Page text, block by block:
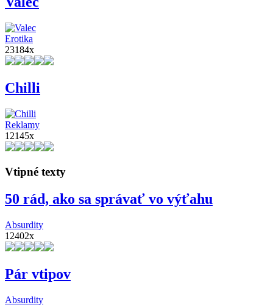
Erotika
23184x
Chilli
Reklamy
12145x
Vtipné texty
50 rád, ako sa správať vo výťahu
Absurdity
12402x
Pár vtipov
Absurdity